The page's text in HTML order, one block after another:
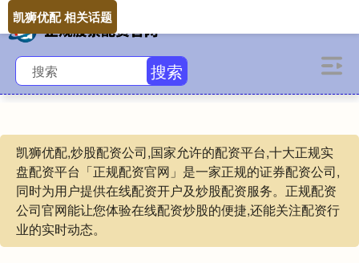
搜索
凯狮优配,炒股配资公司,国家允许的配资平台,十大正规实
盘配资平台「正规配资官网」是一家正规的证券配资公司,
同时为用户提供在线配资开户及炒股配资服务。正规配资
公司官网能让您体验在线配资炒股的便捷,还能关注配资行
业的实时动态。
凯狮优配 相关话题